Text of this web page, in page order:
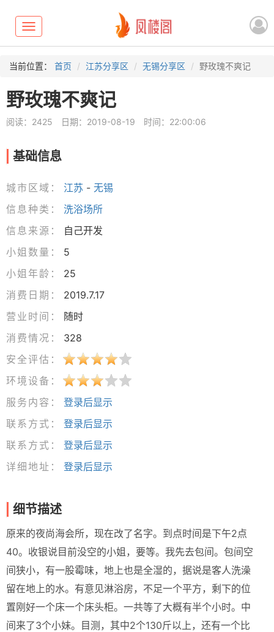
Toggle
navigation
当前位置： 首页 江苏分享区 无锡分享区 野玫瑰不爽记
野玫瑰不爽记
阅读：2425 日期：2019-08-19 时间：22:00:06
基础信息
城市区域： 江苏 - 无锡
信息种类：
洗浴场所
信息来源：
自己开发
小姐数量：
5
小姐年龄：
25
消费日期：
2019.7.17
营业时间：
随时
消费情况：
328
安全评估：
环境设备：
服务内容：
登录后显示
联系方式：
登录后显示
联系方式：
登录后显示
详细地址：
登录后显示
细节描述
原来的夜尚海会所，现在改了名字。到点时间是下午2点
40。收银说目前没空的小姐，要等。我先去包间。包间空
间狭小，有一股霉味，地上也是全湿的，据说是客人洗澡
留在地上的水。有意见淋浴房，不足一个平方，剩下的位
置刚好一个床一个床头柜。一共等了大概有半个小时。中
间来了3个小妹。目测，其中2个130斤以上，还有一个比